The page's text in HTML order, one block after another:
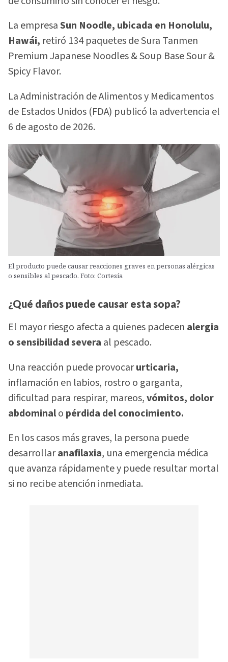
La empresaSun Noodle, ubicada en Honolulu,
Hawái, retiró 134 paquetes de Sura Tanmen
Premium Japanese Noodles & Soup Base Sour &
Spicy Flavor.
La Administración de Alimentos y Medicamentos
de Estados Unidos (FDA) publicó la advertencia el
6 de agosto de 2026.
El producto puede causar reacciones graves en personas alérgicas
o sensibles al pescado. Foto: Cortesía
¿Qué daños puede causar esta sopa?
El mayor riesgo afecta a quienes padecen alergia
o sensibilidad severa al pescado.
Una reacción puede provocarurticaria,
inflamación en labios, rostro o garganta,
dificultad para respirar, mareos,vómitos, dolor
abdominalo pérdida del conocimiento.
En los casos más graves, la persona puede
desarrollaranafilaxia, una emergencia médica
que avanza rápidamente y puede resultar mortal
si no recibe atención inmediata.